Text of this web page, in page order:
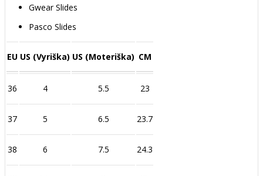
Gwear Slides
Pasco Slides
EU US (Vyriška) US (Moteriška) CM
36 4 5.5 23
37 5 6.5 23.7
38 6 7.5 24.3